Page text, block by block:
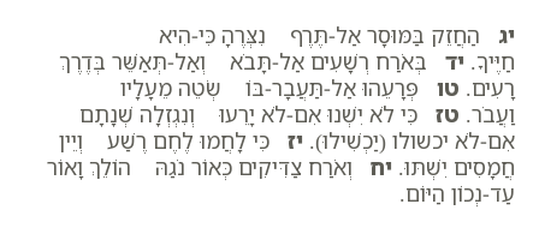
יג הַחֲזֵק בַּמּוּסָר אַל-תֶּרֶף נִצְּרֶהָ כִּי-הִיא
חַיֶּיךָ. יד בְּאֹרַח רְשָׁעִים אַל-תָּבֹא וְאַל-תְּאַשֵּׁר בְּדֶרֶךְ
רָעִים. טו פְּרָעֵהוּ אַל-תַּעֲבָר-בּוֹ שְׂטֵה מֵעָלָיו
וַעֲבֹר. טז כִּי לֹא יִשְׁנוּ אִם-לֹא יָרֵעוּ וְנִגְזְלָה שְׁנָתָם
אִם-לֹא יכשולו (יַכְשִׁילוּ). יז כִּי לָחֲמוּ לֶחֶם רֶשַׁע וְיֵין
חֲמָסִים יִשְׁתּוּ. יח וְאֹרַח צַדִּיקִים כְּאוֹר נֹגַהּ הוֹלֵךְ וָאוֹר
עַד-נְכוֹן הַיּוֹם.